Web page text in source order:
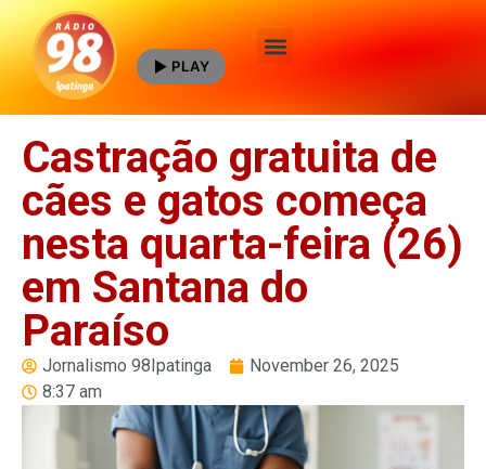
PLAY
Castração gratuita de
cães e gatos começa
nesta quarta-feira (26)
em Santana do
Paraíso
Jornalismo 98Ipatinga
November 26, 2025
8:37 am